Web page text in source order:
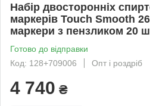
Набір двосторонніх
маркерів Touch Smooth
маркери з пензликом 20
Готово до відправки
Код: 128+709006
Опт і роздріб
4 740 ₴